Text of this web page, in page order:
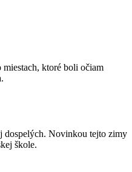
miestach, ktoré boli očiam
dospelých. Novinkou tejto zimy
škole.